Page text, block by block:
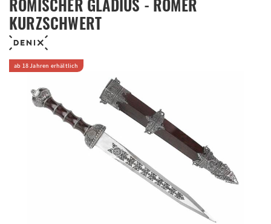
RÖMISCHER GLADIUS - RÖMER
KURZSCHWERT
ab 18 Jahren erhältlich